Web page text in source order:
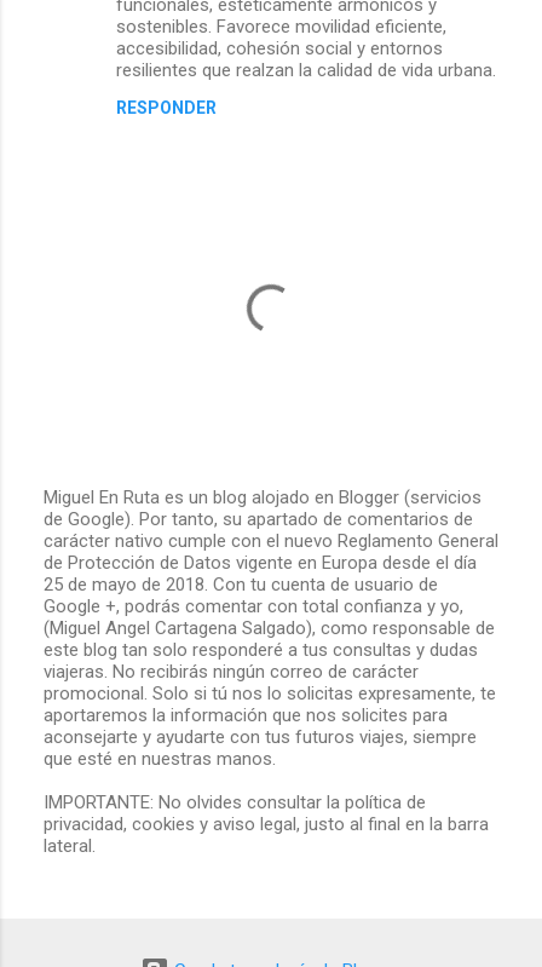
sostenibles. Favorece movilidad eficiente,
accesibilidad, cohesión social y entornos
resilientes que realzan la calidad de vida urbana.
RESPONDER
P
u
b
l
i
c
a
r
u
n
c
o
e
n
t
Miguel En Ruta es un blog alojado en Blogger (servicios
de Google). Por tanto, su apartado de comentarios de
carácter nativo cumple con el nuevo Reglamento General
de Protección de Datos vigente en Europa desde el día
25 de mayo de 2018. Con tu cuenta de usuario de
Google +, podrás comentar con total confianza y yo,
(Miguel Angel Cartagena Salgado), como responsable de
este blog tan solo responderé a tus consultas y dudas
viajeras. No recibirás ningún correo de carácter
promocional. Solo si tú nos lo solicitas expresamente, te
aportaremos la información que nos solicites para
aconsejarte y ayudarte con tus futuros viajes, siempre
que esté en nuestras manos.
IMPORTANTE: No olvides consultar la política de
privacidad, cookies y aviso legal, justo al final en la barra
lateral.